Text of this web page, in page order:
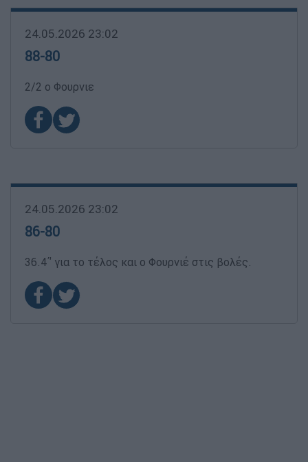
24.05.2026 23:02
88-80
2/2 ο Φουρνιε
24.05.2026 23:02
86-80
36.4΄' για το τέλος και ο Φουρνιέ στις βολές.